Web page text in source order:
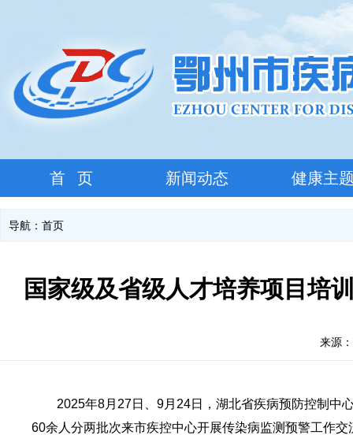
首 页 新闻动态 健康主
导航： 首页
国家级及省级人才培养项目培
来源
2025年8月27日、9月24日，湖北省疾病预防控制中心
60余人分两批次来市疾控中心开展传染病监测预警工作